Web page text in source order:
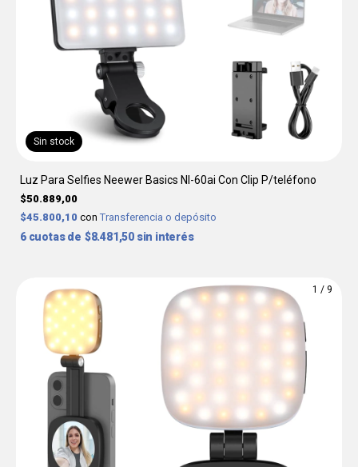
Sin stock
Luz Para Selfies Neewer Basics Nl-60ai Con Clip P/teléfono
$50.889,00
$45.800,10 con Transferencia o depósito
6 $8.481,50 sin interés
1 / 9